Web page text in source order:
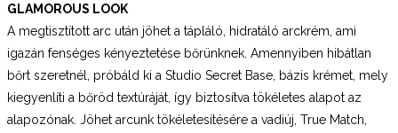
GLAMOROUS LOOK
A megtisztított arc után jöhet a tápláló, hidratáló arckrém, ami
igazán fenséges kényeztetése bőrünknek. Amennyiben hibátlan
bőrt szeretnél, próbáld ki a Studio Secret Base, bázis krémet, mely
kiegyenlíti a bőröd textúráját, így biztosítva tökéletes alapot az
alapozónak. Jöhet arcunk tökéletesítésére a vadiúj, True Match,